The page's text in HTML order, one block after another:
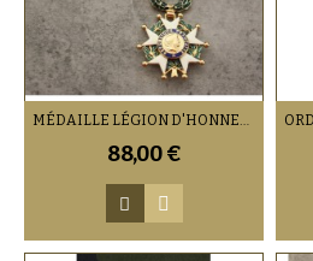
MÉDAILLE LÉGION D'HONNEUR OFFICIER AVEC BARRETTE
88,00 €